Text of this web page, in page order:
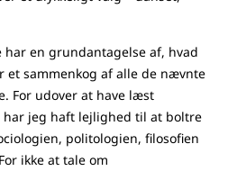
en grundantagelse af, hvad
et sammenkog af alle de nævnte
For udover at have læst
jeg haft lejlighed til at boltre
politologien, filosofien
ikke at tale om